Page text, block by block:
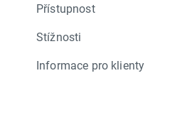
Přístupnost
Stížnosti
Informace pro klienty